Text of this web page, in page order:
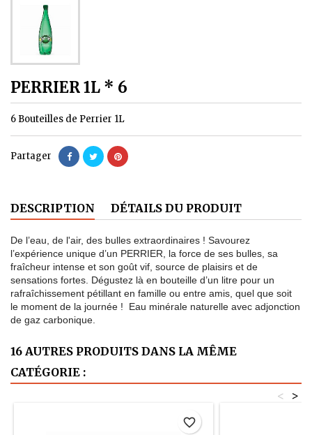
PERRIER 1L * 6
6 Bouteilles de Perrier 1L
Partager
DESCRIPTION DÉTAILS DU PRODUIT
De l’eau, de l'air, des bulles extraordinaires ! Savourez
l’expérience unique d’un PERRIER, la force de ses bulles, sa
fraîcheur intense et son goût vif, source de plaisirs et de
sensations fortes. Dégustez là en bouteille d’un litre pour un
rafraîchissement pétillant en famille ou entre amis, quel que soit
le moment de la journée ! Eau minérale naturelle avec adjonction
de gaz carbonique.
16 AUTRES PRODUITS DANS LA MÊME
CATÉGORIE :
>
<
favorite_border